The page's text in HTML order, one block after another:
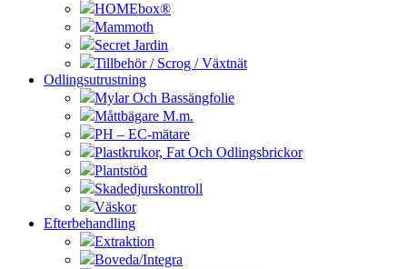
HOMEbox®
Mammoth
Secret Jardin
Tillbehör / Scrog / Växtnät
Odlingsutrustning
Mylar Och Bassängfolie
Måttbägare M.m.
PH – EC-mätare
Plastkrukor, Fat Och Odlingsbrickor
Plantstöd
Skadedjurskontroll
Väskor
Efterbehandling
Extraktion
Boveda/Integra